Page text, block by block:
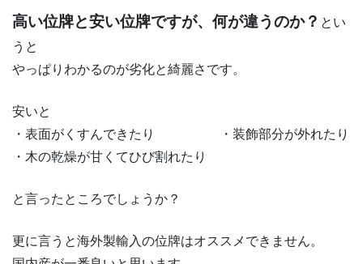
高い位牌と安い位牌ですが、何が違うのか？ とい
うと
やっぱりわかるのが劣化と綺麗さです。
安いと
・表面がくすんできたり ・装飾部分が外れたり
・木の乾燥が甘くてひび割れたり
と言ったところでしょうか？
更に言うと海外製輸入の位牌はオススメできません。